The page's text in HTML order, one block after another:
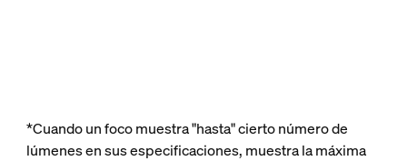
*Cuando un foco muestra "hasta" cierto número de
lúmenes en sus especificaciones, muestra la máxima